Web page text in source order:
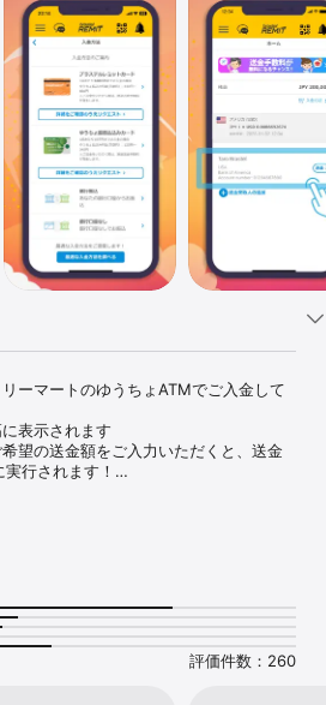
ーマートのゆうちょATMでご入金して
表示されます
望の送金額をご入力いただくと、送金
行されます！
集
たはインターネットバンキングでの入
評価件数：260